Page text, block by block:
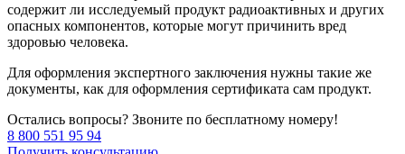
содержит ли исследуемый продукт радиоактивных и других
опасных компонентов, которые могут причинить вред
здоровью человека.
Для оформления экспертного заключения нужны такие же
документы, как для оформления сертификата сам продукт.
Остались вопросы? Звоните по бесплатному номеру!
8 800 551 95 94